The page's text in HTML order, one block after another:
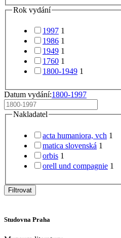
Rok vydání
1997 1
1986 1
1949 1
1760 1
1800-1949 1
Datum vydání:1800-1997
Nakladatel
acta humaniora, vch 1
matica slovenská 1
orbis 1
orell und compagnie 1
Filtrovat
Studovna Praha